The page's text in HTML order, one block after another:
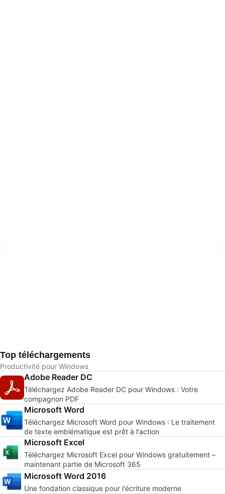
Top téléchargements
Productivité pour Windows
Adobe Reader DC
Téléchargez Adobe Reader DC pour Windows : Votre
compagnon PDF
Microsoft Word
Téléchargez Microsoft Word pour Windows : Le traitement
de texte emblématique est prêt à l'action
Microsoft Excel
Téléchargez Microsoft Excel pour Windows gratuitement –
maintenant partie de Microsoft 365
Microsoft Word 2016
Une fondation classique pour l'écriture moderne